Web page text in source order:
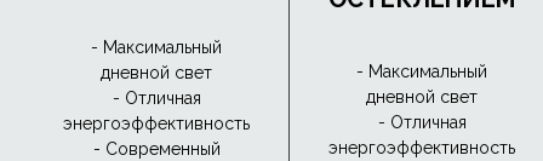
- Максимальный
дневной свет
- Отличная
энергоэффективность
- Современный
- Максимальный
дневной свет
- Отличная
энергоэффективность